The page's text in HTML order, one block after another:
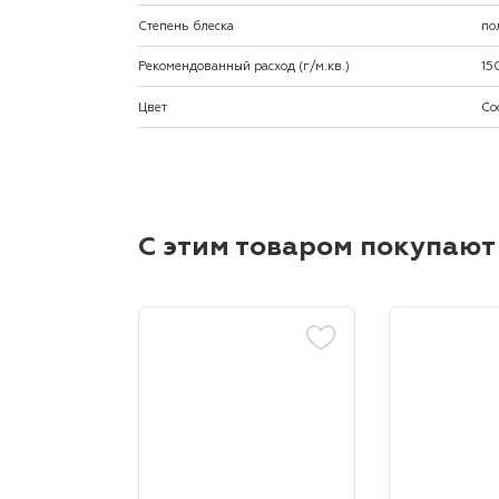
Степень блеска
Рекомендованный расход (г/м.кв.)
Цвет
С этим товаром покупают